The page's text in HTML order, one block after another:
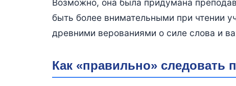
Возможно, она была придумана
быть более внимательными при чтении
древними верованиями о силе слова и
Как «правильно» следовать